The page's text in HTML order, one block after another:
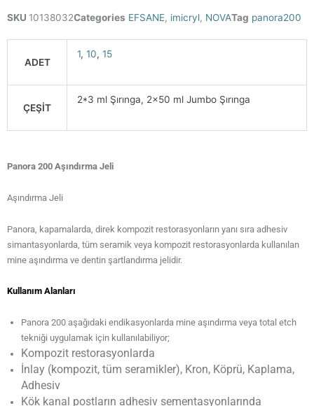
SKU 10138032Categories EFSANE, imicryl, NOVATag panora200
ADET
1, 10, 15
ÇEŞİT
2*3 ml Şırınga, 2×50 ml Jumbo Şırınga
Panora 200 Aşındırma Jeli
Aşındırma Jeli
Panora, kapamalarda, direk kompozit restorasyonların yanı sıra adhesiv
simantasyonlarda, tüm seramik veya kompozit restorasyonlarda kullanılan
mine aşındırma ve dentin şartlandırma jelidir.
Kullanım Alanları
Panora 200 aşağıdaki endikasyonlarda mine aşındırma veya total etch
tekniği uygulamak için kullanılabiliyor;
Kompozit restorasyonlarda
İnlay (kompozit, tüm seramikler), Kron, Köprü, Kaplama,
Adhesiv
Kök kanal postların adhesiv sementasyonlarında